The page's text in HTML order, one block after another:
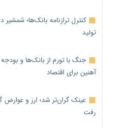
کنترل ترازنامه بانک‌ها؛ شمشیر
تولید
جنگ با تورم از بانک‌ها و
آهنین برای اقتصاد
عینک گران‌تر شد؛ ارز و
رفت